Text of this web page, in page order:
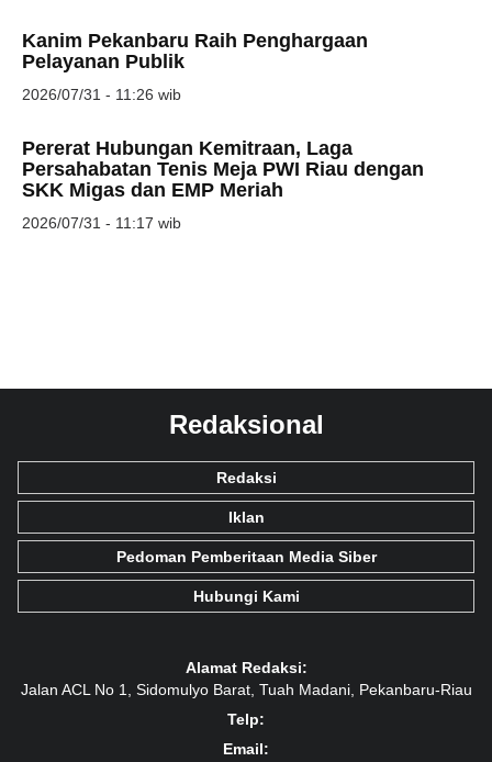
Kanim Pekanbaru Raih Penghargaan
Pelayanan Publik
2026/07/31 - 11:26 wib
Pererat Hubungan Kemitraan, Laga
Persahabatan Tenis Meja PWI Riau dengan
SKK Migas dan EMP Meriah
2026/07/31 - 11:17 wib
Redaksional
Redaksi
Iklan
Pedoman Pemberitaan Media Siber
Hubungi Kami
Alamat Redaksi:
Jalan ACL No 1, Sidomulyo Barat, Tuah Madani, Pekanbaru-Riau
Telp:
Email: